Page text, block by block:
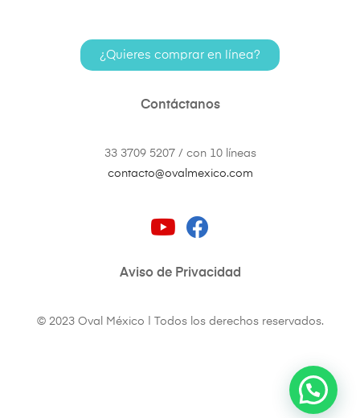
¿Quieres comprar en línea?
Contáctanos
33 3709 5207 / con 10 líneas
contacto@ovalmexico.com
Aviso de Privacidad
© 2023 Oval México | Todos los derechos reservados.